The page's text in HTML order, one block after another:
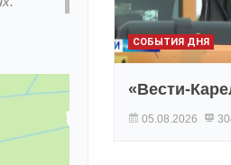
СОБЫТИЯ ДНЯ
«Вести-
05.08.2026